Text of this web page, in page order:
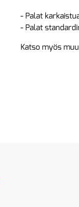
- Palat
- Palat
Katso myös